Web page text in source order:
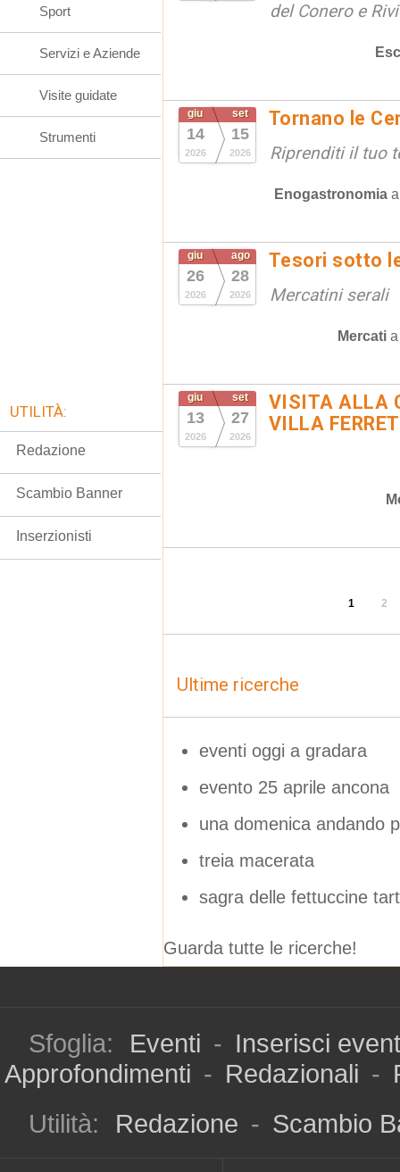
del Conero e
giu
14
2026
set
15
2026
Tornano le
Riprenditi il tuo
Enogastronomia
giu
26
2026
ago
28
2026
Tesori sotto
Mercatini serali
Mercati
giu
13
2026
set
27
2026
VISITA ALLA
VILLA
1 2
Ultime ricerche
eventi oggi a gradara
evento 25 aprile ancona
una domenica andando
treia macerata
sagra delle fettuccine
Guarda tutte le ricerche!
Sport
Servizi e Aziende
Visite guidate
Strumenti
UTILITÀ:
Redazione
Scambio Banner
Inserzionisti
Sfoglia: Eventi - Inserisci
Approfondimenti - Redazionali -
Utilità:
Redazione - Scambio